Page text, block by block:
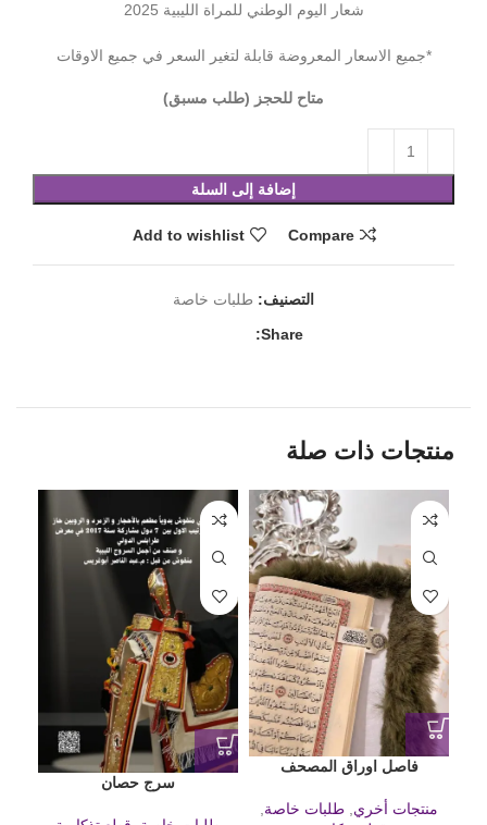
شعار اليوم الوطني للمراة الليبية 2025
*جميع الاسعار المعروضة قابلة لتغير السعر في جميع الاوقات
متاح للحجز (طلب مسبق)
إضافة إلى السلة
Compare
Add to wishlist
التصنيف: طلبات خاصة
Share:
منتجات ذات صلة
فاصل اوراق المصحف
منتجات أخري, طلبات خاصة,
سرج حصان